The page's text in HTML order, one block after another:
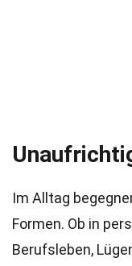
Im Alltag
Formen. Ob in
Berufsleben,